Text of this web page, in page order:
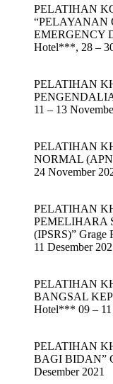
PELATIHAN
“PELAYANAN
EMERGENCY
Hotel***, 28 –
PELATIHAN
11 – 13
PELATIHAN
NORMAL
24 November
PELATIHAN
PEMELIHARA
(IPSRS)” Grage
11 Desember
PELATIHAN
BANGSAL
Hotel*** 09 – 11
PELATIHAN
BAGI BIDAN”
Desember 2021